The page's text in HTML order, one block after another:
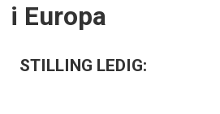
i Europa
STILLING LEDIG: